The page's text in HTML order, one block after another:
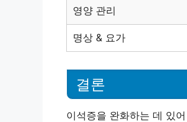
영양 관리
명상 & 요가
결론
이석증을 완화하는 데 있